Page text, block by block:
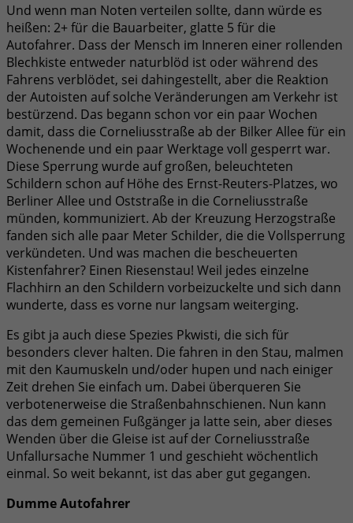
Und wenn man Noten verteilen sollte, dann würde es
heißen: 2+ für die Bauarbeiter, glatte 5 für die
Autofahrer. Dass der Mensch im Inneren einer rollenden
Blechkiste entweder naturblöd ist oder während des
Fahrens verblödet, sei dahingestellt, aber die Reaktion
der Autoisten auf solche Veränderungen am Verkehr ist
bestürzend. Das begann schon vor ein paar Wochen
damit, dass die Corneliusstraße ab der Bilker Allee für ein
Wochenende und ein paar Werktage voll gesperrt war.
Diese Sperrung wurde auf großen, beleuchteten
Schildern schon auf Höhe des Ernst-Reuters-Platzes, wo
Berliner Allee und Oststraße in die Corneliusstraße
münden, kommuniziert. Ab der Kreuzung Herzogstraße
fanden sich alle paar Meter Schilder, die die Vollsperrung
verkündeten. Und was machen die bescheuerten
Kistenfahrer? Einen Riesenstau! Weil jedes einzelne
Flachhirn an den Schildern vorbeizuckelte und sich dann
wunderte, dass es vorne nur langsam weiterging.
Es gibt ja auch diese Spezies Pkwisti, die sich für
besonders clever halten. Die fahren in den Stau, malmen
mit den Kaumuskeln und/oder hupen und nach einiger
Zeit drehen Sie einfach um. Dabei überqueren Sie
verbotenerweise die Straßenbahnschienen. Nun kann
das dem gemeinen Fußgänger ja latte sein, aber dieses
Wenden über die Gleise ist auf der Corneliusstraße
Unfallursache Nummer 1 und geschieht wöchentlich
einmal. So weit bekannt, ist das aber gut gegangen.
Dumme Autofahrer